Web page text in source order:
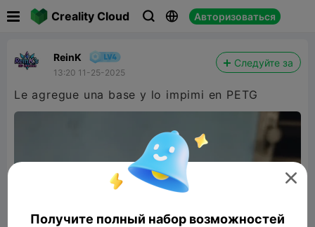
Creality Cloud   Авторизоваться
ReinK
13:20 11-25-2025
Следуйте за
Le agregue una base y lo impimi en PETG

Получите полный набор возможностей